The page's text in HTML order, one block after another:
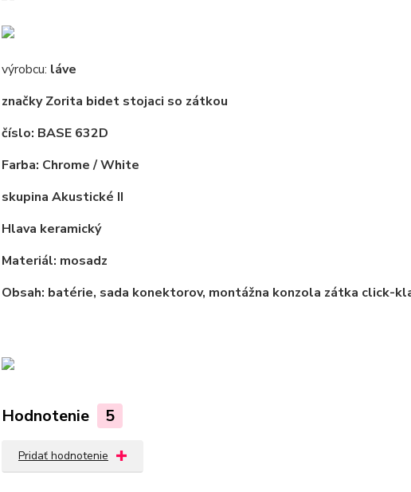
výrobcu: láve
značkyZorita bidet stojaci so zátkou
číslo: BASE 632D
Farba: Chrome / White
skupina Akustické II
Hlava keramický
Materiál: mosadz
Obsah: batérie, sada konektorov, montážna konzola zátka click-
Hodnotenie 5
Pridať hodnotenie